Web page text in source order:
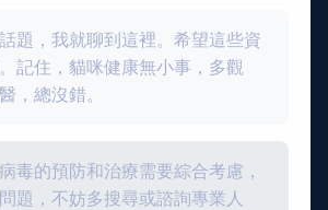
題，我就聊到這裡。希望這些資
記住，貓咪健康無小事，多觀
，總沒錯。
毒的預防和治療需要綜合考慮，
題，不妨多搜尋或諮詢專業人